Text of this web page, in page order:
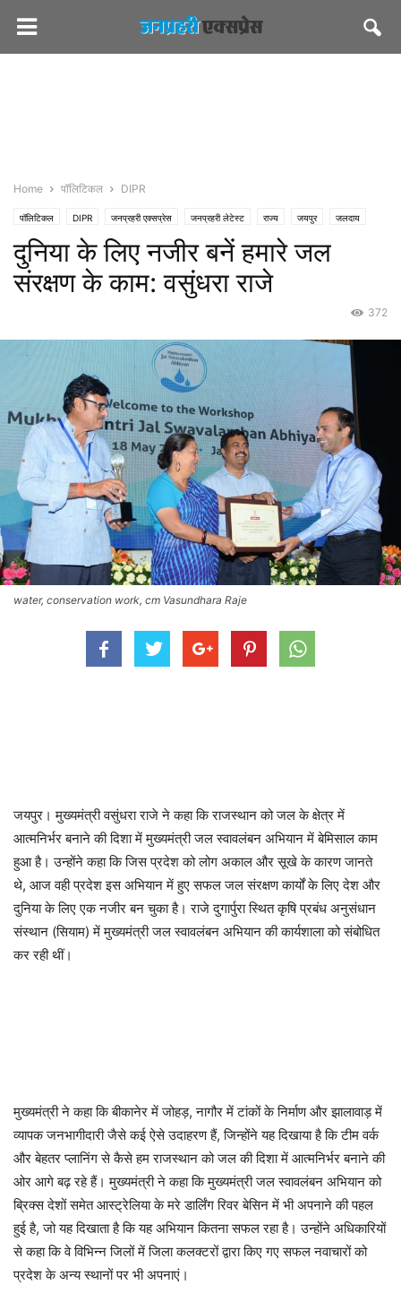
Home पॉलिटिकल DIPR
पॉलिटिकल DIPR जनप्रहरी एक्सप्रेस जनप्रहरी लेटेस्ट राज्य जयपुर जलदाय
सीएमओ राजस्थान
दुनिया के लिए नजीर बनें हमारे जल
संरक्षण के काम: वसुंधरा राजे
372
water, conservation work, cm Vasundhara Raje
जयपुर। मुख्यमंत्री वसुंधरा राजे ने कहा कि राजस्थान को जल के क्षेत्र में
आत्मनिर्भर बनाने की दिशा में मुख्यमंत्री जल स्वावलंबन अभियान में बेमिसाल काम
हुआ है। उन्होंने कहा कि जिस प्रदेश को लोग अकाल और सूखे के कारण जानते
थे, आज वही प्रदेश इस अभियान में हुए सफल जल संरक्षण कार्यों के लिए देश और
दुनिया के लिए एक नजीर बन चुका है। राजे दुगार्पुरा स्थित कृषि प्रबंध अनुसंधान
संस्थान (सियाम) में मुख्यमंत्री जल स्वावलंबन अभियान की कार्यशाला को संबोधित
कर रही थीं।
मुख्यमंत्री ने कहा कि बीकानेर में जोहड़, नागौर में टांकों के निर्माण और झालावाड़ में
व्यापक जनभागीदारी जैसे कई ऐसे उदाहरण हैं, जिन्होंने यह दिखाया है कि टीम वर्क
और बेहतर प्लानिंग से कैसे हम राजस्थान को जल की दिशा में आत्मनिर्भर बनाने की
ओर आगे बढ़ रहे हैं। मुख्यमंत्री ने कहा कि मुख्यमंत्री जल स्वावलंबन अभियान को
ब्रिक्स देशों समेत आस्ट्रेलिया के मरे डार्लिंग रिवर बेसिन में भी अपनाने की पहल
हुई है, जो यह दिखाता है कि यह अभियान कितना सफल रहा है। उन्होंने अधिकारियों
से कहा कि वे विभिन्न जिलों में जिला कलक्टरों द्वारा किए गए सफल नवाचारों को
प्रदेश के अन्य स्थानों पर भी अपनाएं।